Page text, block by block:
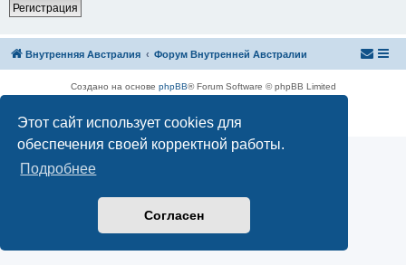
Этот сайт использует cookies для
обеспечения своей корректной работы.
Подробнее
Согласен
Регистрация
Внутренняя Австралия Форум Внутренней Австралии
Создано на основе phpBB® Forum Software © phpBB Limited
Конфиденциальность|Правила